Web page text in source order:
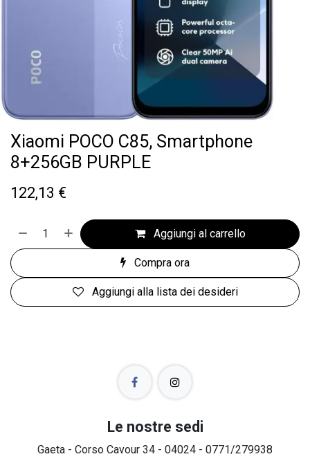
Xiaomi POCO C85, Smartphone
8+256GB PURPLE
122,13 €
Aggiungi al carrello
Compra ora
Aggiungi alla lista dei desideri
Le nostre sedi
Gaeta - Corso Cavour 34 - 04024 - 0771/279938